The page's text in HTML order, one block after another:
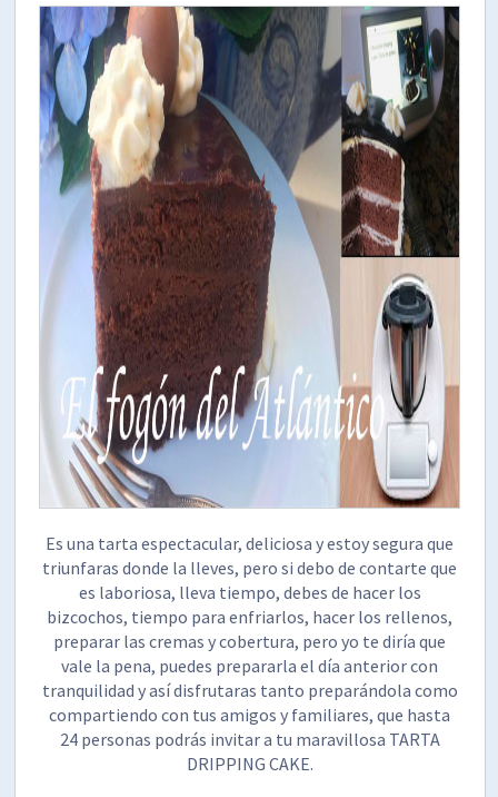
Es una tarta espectacular, deliciosa y estoy segura que
triunfaras donde la lleves, pero si debo de contarte que
es laboriosa, lleva tiempo, debes de hacer los
bizcochos, tiempo para enfriarlos, hacer los rellenos,
preparar las cremas y cobertura, pero yo te diría que
vale la pena, puedes prepararla el día anterior con
tranquilidad y así disfrutaras tanto preparándola como
compartiendo con tus amigos y familiares, que hasta
24 personas podrás invitar a tu maravillosa TARTA
DRIPPING CAKE.